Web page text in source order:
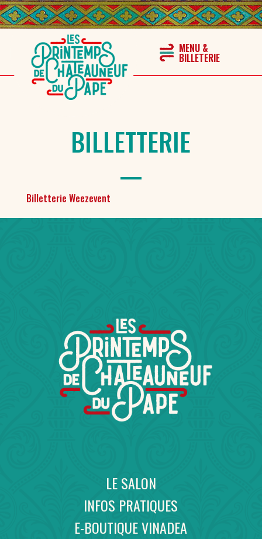
BILLETTERIE
Billetterie Weezevent
LE SALON
INFOS PRATIQUES
E-BOUTIQUE VINADEA